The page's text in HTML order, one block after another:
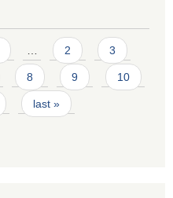
… 2 3
8 9 10
last »